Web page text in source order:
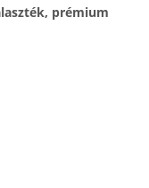
prémium